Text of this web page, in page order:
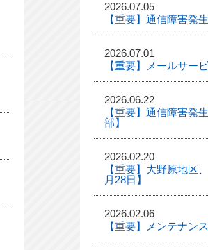
2026.07.05
【重要】通信障害発
2026.07.01
【重要】メールサー
2026.06.22
【重要】通信障害発
部】
2026.02.20
【重要】大野原地区
月28日】
2026.02.06
【重要】メンテナン